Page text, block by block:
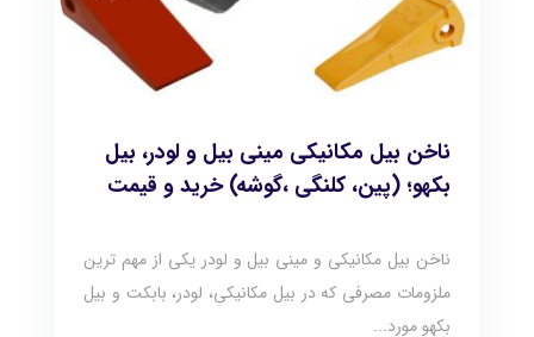
ناخن بیل مکانیکی مینی بیل و لودر، بیل
بکهو؛ (پین، کلنگی ،گوشه) خرید و قیمت
ناخن بیل مکانیکی و مینی بیل و لودر یکی از مهم ترین
ملزومات مصرفی که در بیل مکانیکی، لودر، بابکت و بیل
بکهو مورد...